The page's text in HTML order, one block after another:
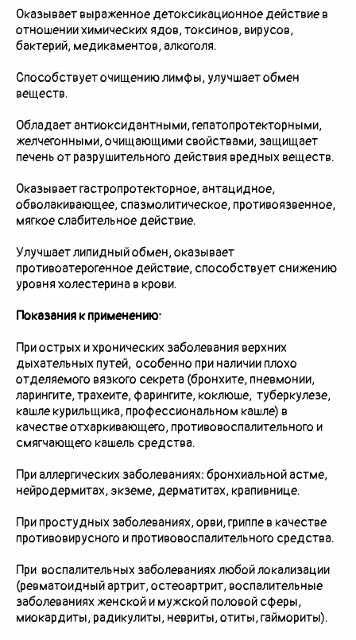
Оказывает выраженное детоксикационное действие в
отношении химических ядов, токсинов, вирусов,
бактерий, медикаментов, алкоголя.
Способствует очищению лимфы, улучшает обмен
веществ.
Обладает антиоксидантными, гепатопротекторными,
желчегонными, очищающими свойствами, защищает
печень от разрушительного действия вредных веществ.
Оказывает гастропротекторное, антацидное,
обволакивающее, спазмолитическое, противоязвенное,
мягкое слабительное действие.
Улучшает липидный обмен, оказывает
противоатерогенное действие, способствует снижению
уровня холестерина в крови.
Показания к применению:
При острых и хронических заболевания верхних
дыхательных путей, особенно при наличии плохо
отделяемого вязкого секрета (бронхите, пневмонии,
ларингите, трахеите, фарингите, коклюше, туберкулезе,
кашле курильщика, профессиональном кашле) в
качестве отхаркивающего, противовоспалительного и
смягчающего кашель средства.
При аллергических заболеваниях: бронхиальной астме,
нейродермитах, экземе, дерматитах, крапивнице.
При простудных заболеваниях, орви, гриппе в качестве
противовирусного и противовоспалительного средства.
При воспалительных заболеваниях любой локализации
(ревматоидный артрит, остеоартрит, воспалительные
заболеваниях женской и мужской половой сферы,
миокардиты, радикулиты, невриты, отиты, гаймориты).